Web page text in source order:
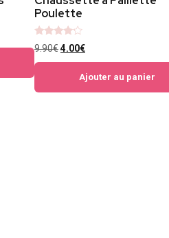
Poulette
Note
4
sur 5
9.90€4.00€
Ajouter au panier